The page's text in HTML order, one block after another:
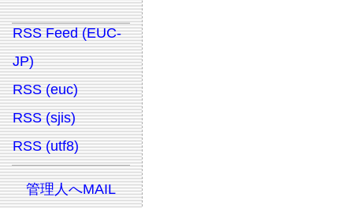
RSS Feed (EUC-
JP)
RSS (euc)
RSS (sjis)
RSS (utf8)
管理人へMAIL